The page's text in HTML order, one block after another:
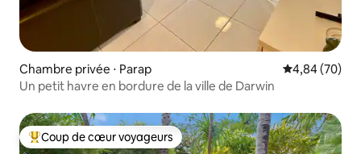
Chambre privée ⋅ Parap Évaluation
4,84 (70)
Un petit havre en bordure de la ville de Darwin
Coups de cœur voyageurs les plus appréciés
Coup de cœur voyageurs